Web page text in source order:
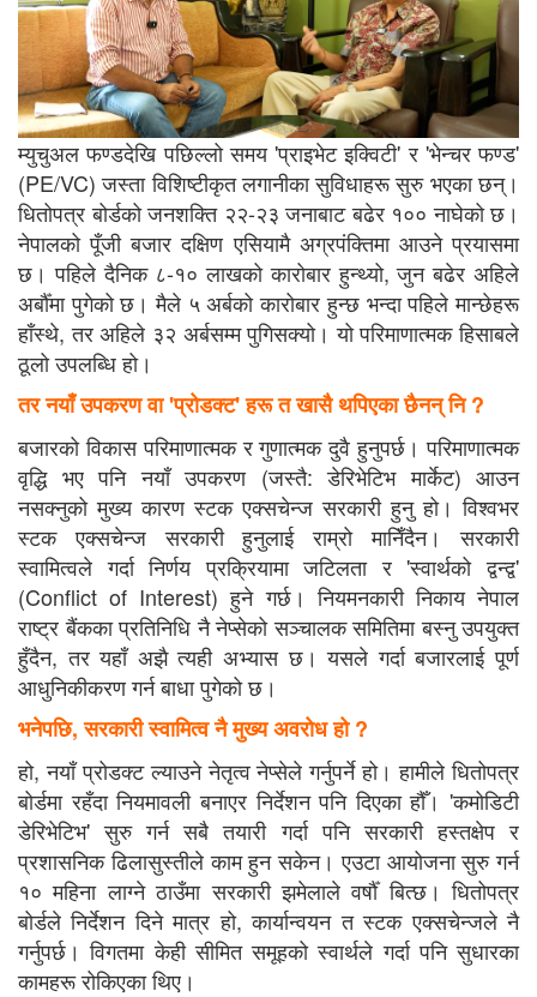
म्युचुअल फण्डदेखि पछिल्लो समय 'प्राइभेट इक्विटी' र 'भेन्चर फण्ड'
(PE/VC) जस्ता विशिष्टीकृत लगानीका सुविधाहरू सुरु भएका छन्।
धितोपत्र बोर्डको जनशक्ति २२-२३ जनाबाट बढेर १०० नाघेको छ।
नेपालको पूँजी बजार दक्षिण एसियामै अग्रपंक्तिमा आउने प्रयासमा
छ। पहिले दैनिक ८-१० लाखको कारोबार हुन्थ्यो, जुन बढेर अहिले
अर्बौँमा पुगेको छ। मैले ५ अर्बको कारोबार हुन्छ भन्दा पहिले मान्छेहरू
हाँस्थे, तर अहिले ३२ अर्बसम्म पुगिसक्यो। यो परिमाणात्मक हिसाबले
ठूलो उपलब्धि हो।
तर नयाँ उपकरण वा 'प्रोडक्ट' हरू त खासै थपिएका छैनन् नि ?
बजारको विकास परिमाणात्मक र गुणात्मक दुवै हुनुपर्छ। परिमाणात्मक
वृद्धि भए पनि नयाँ उपकरण (जस्तै: डेरिभेटिभ मार्केट) आउन
नसक्नुको मुख्य कारण स्टक एक्सचेन्ज सरकारी हुनु हो। विश्वभर
स्टक एक्सचेन्ज सरकारी हुनुलाई राम्रो मानिँदैन। सरकारी
स्वामित्वले गर्दा निर्णय प्रक्रियामा जटिलता र 'स्वार्थको द्वन्द्व'
(Conflict of Interest) हुने गर्छ। नियमनकारी निकाय नेपाल
राष्ट्र बैंकका प्रतिनिधि नै नेप्सेको सञ्चालक समितिमा बस्नु उपयुक्त
हुँदैन, तर यहाँ अझै त्यही अभ्यास छ। यसले गर्दा बजारलाई पूर्ण
आधुनिकीकरण गर्न बाधा पुगेको छ।
भनेपछि, सरकारी स्वामित्व नै मुख्य अवरोध हो ?
हो, नयाँ प्रोडक्ट ल्याउने नेतृत्व नेप्सेले गर्नुपर्ने हो। हामीले धितोपत्र
बोर्डमा रहँदा नियमावली बनाएर निर्देशन पनि दिएका हौँ। 'कमोडिटी
डेरिभेटिभ' सुरु गर्न सबै तयारी गर्दा पनि सरकारी हस्तक्षेप र
प्रशासनिक ढिलासुस्तीले काम हुन सकेन। एउटा आयोजना सुरु गर्न
१० महिना लाग्ने ठाउँमा सरकारी झमेलाले वर्षौँ बित्छ। धितोपत्र
बोर्डले निर्देशन दिने मात्र हो, कार्यान्वयन त स्टक एक्सचेन्जले नै
गर्नुपर्छ। विगतमा केही सीमित समूहको स्वार्थले गर्दा पनि सुधारका
कामहरू रोकिएका थिए।